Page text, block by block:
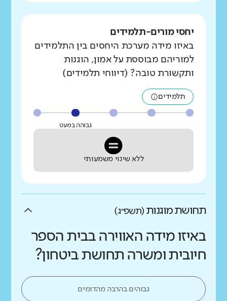
יחסי מורים-תלמידים
באיזו מידה מערכת היחסים בין התלמידים
למוריהם מבוססת על אמון, הוגנות
ותקשורת טובה? (דיווחי תלמידים)
תלמידים
גבוהה במעט
ללא שינוי משמעותי
תחושת מוגנות (תשפ״ג)
באיזו מידה האווירה בבית הספר
חיובית ומשרה תחושת ביטחון?
גבוהים בהרבה מהדומים